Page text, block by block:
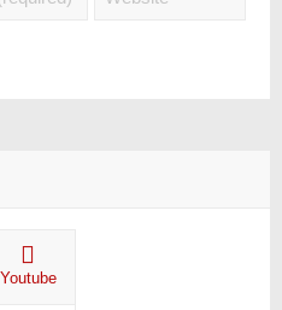
Youtube